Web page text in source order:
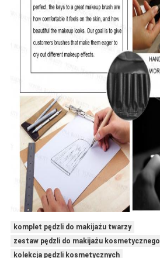
komplet pędzli do makijażu twarzy
zestaw pędzli do makijażu kosmetycznego
kolekcja pędzli kosmetycznych